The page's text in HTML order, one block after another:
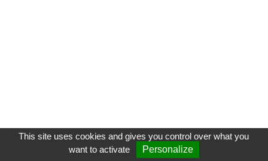
CGU -VOS FORMATEURS-CONTACT
This site uses cookies and gives you control over what you
want to activate
Personalize